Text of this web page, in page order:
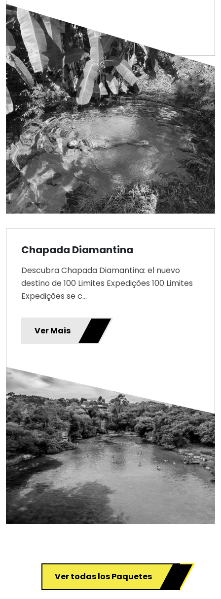
Chapada Diamantina
Descubra Chapada Diamantina: el nuevo
destino de 100 Limites Expedições 100 Limites
Expedições se c...
Ver Mais
Ver todas los Paquetes